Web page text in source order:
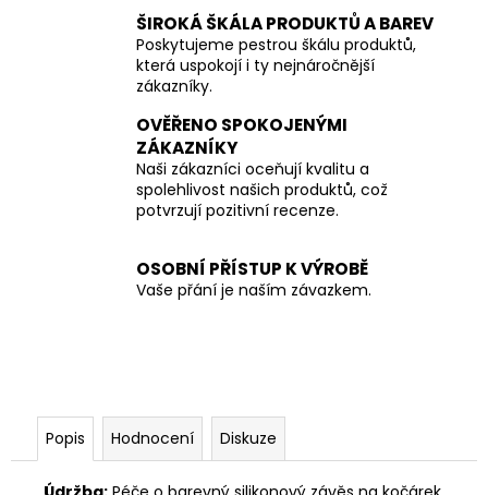
ŠIROKÁ ŠKÁLA PRODUKTŮ A BAREV
Poskytujeme pestrou škálu produktů,
která uspokojí i ty nejnáročnější
zákazníky.
OVĚŘENO SPOKOJENÝMI
ZÁKAZNÍKY
Naši zákazníci oceňují kvalitu a
spolehlivost našich produktů, což
potvrzují pozitivní recenze.
OSOBNÍ PŘÍSTUP K VÝROBĚ
Vaše přání je naším závazkem.
Popis Hodnocení Diskuze